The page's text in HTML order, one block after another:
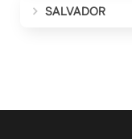
SALVADOR